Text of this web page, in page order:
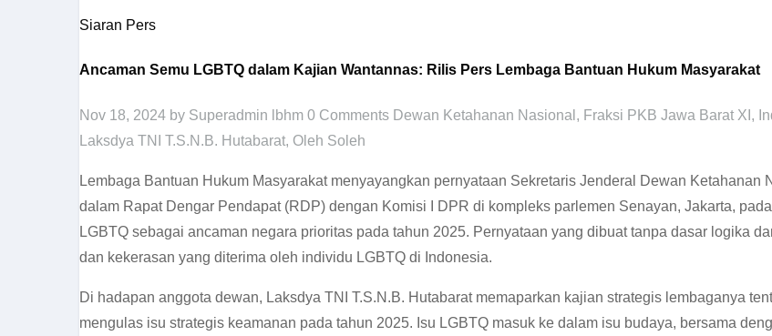
Siaran Pers
Ancaman Semu LGBTQ dalam Kajian Wantannas: Rilis Pers Lembaga Bantuan Hukum Masyarakat
Nov 18, 2024 by Superadmin lbhm 0 Comments Dewan Ketahanan Nasional , Fraksi PKB Jawa Barat XI ,
Laksdya TNI T.S.N.B. Hutabarat, Oleh Soleh
Lembaga Bantuan Hukum Masyarakat menyayangkan pernyataan Sekretaris Jenderal Dewan Ketahanan
dalam Rapat Dengar Pendapat (RDP) dengan Komisi I DPR di kompleks parlemen Senayan, Jakarta,
LGBTQ sebagai ancaman negara prioritas pada tahun 2025. Pernyataan yang dibuat tanpa dasar logika
dan kekerasan yang diterima oleh individu LGBTQ di Indonesia.
Di hadapan anggota dewan, Laksdya TNI T.S.N.B. Hutabarat memaparkan kajian strategis lembaganya
mengulas isu strategis keamanan pada tahun 2025. Isu LGBTQ masuk ke dalam isu budaya, bersama